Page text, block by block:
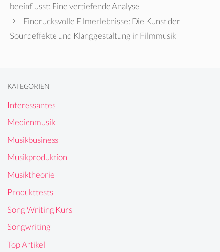
beeinflusst: Eine vertiefende Analyse
Eindrucksvolle Filmerlebnisse: Die Kunst der
Soundeffekte und Klanggestaltung in Filmmusik
KATEGORIEN
Interessantes
Medienmusik
Musikbusiness
Musikproduktion
Musiktheorie
Produkttests
Song Writing Kurs
Songwriting
Top Artikel